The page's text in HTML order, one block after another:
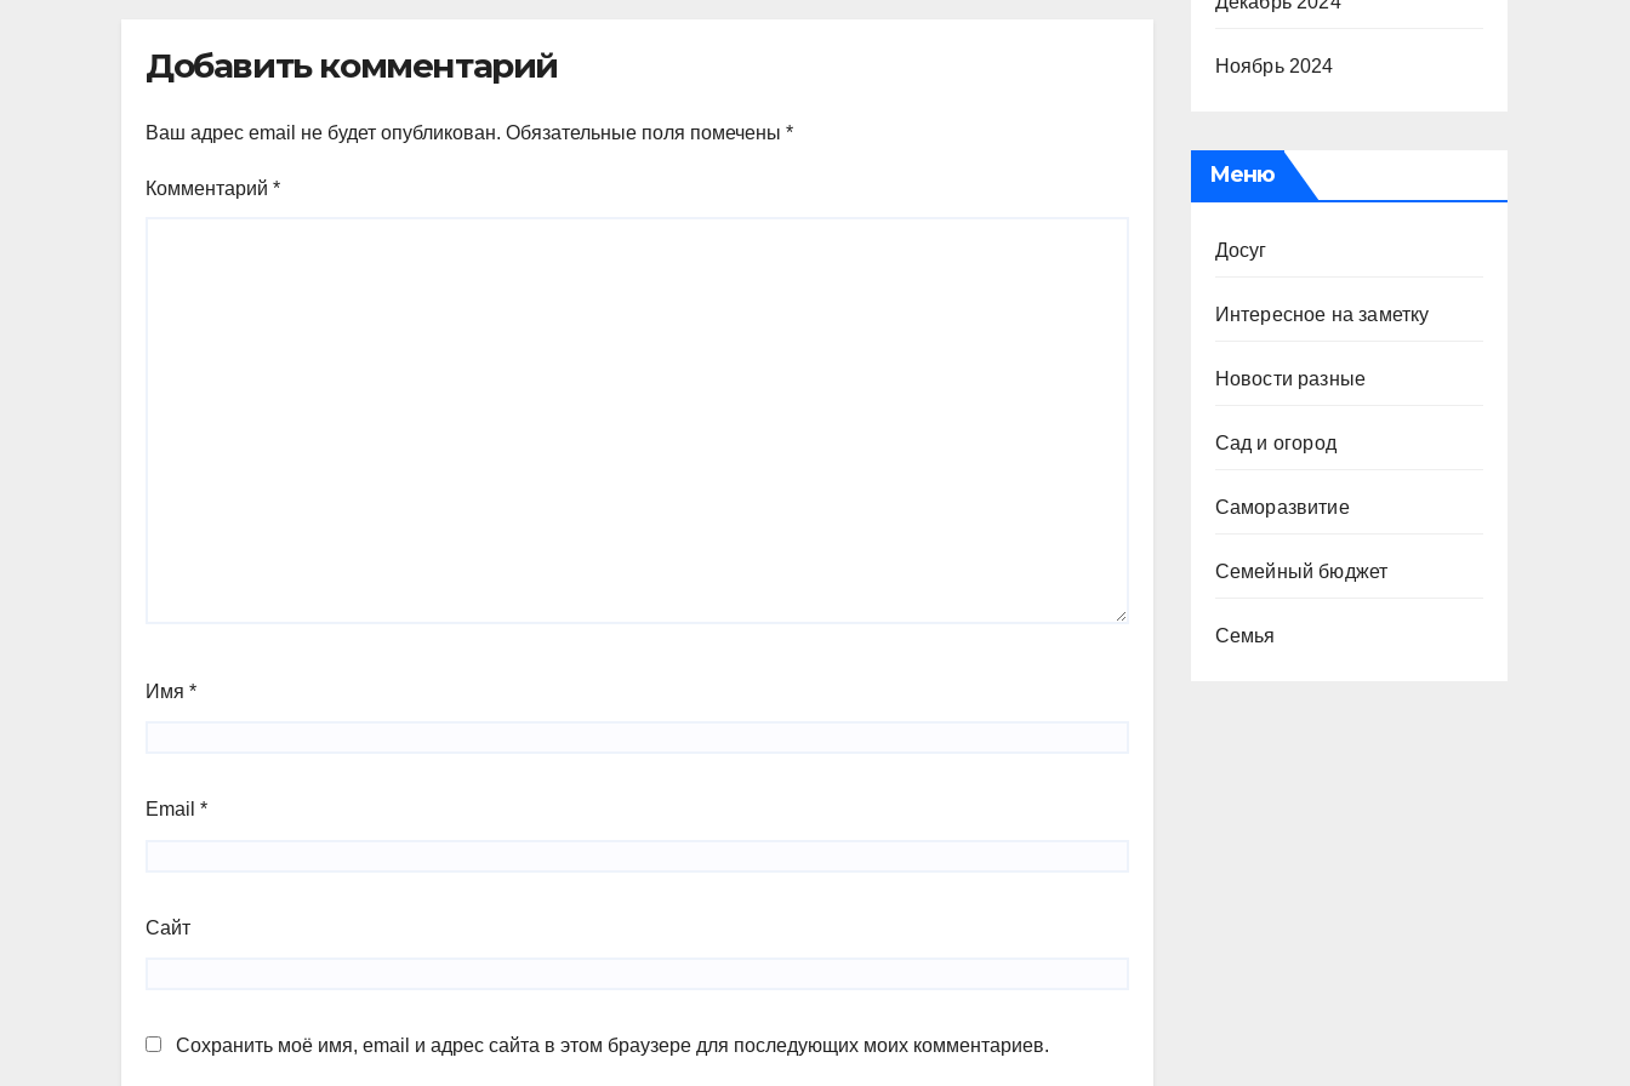
Добавить комментарий
Ваш адрес email не будет опубликован. Обязательные поля помечены *
Комментарий *
Имя *
Email *
Сайт
Сохранить моё имя, email и адрес сайта в этом браузере для последующих моих комментариев.
Ноябрь 2024
Меню
Досуг
Интересное на заметку
Новости разные
Сад и огород
Саморазвитие
Семейный бюджет
Семья